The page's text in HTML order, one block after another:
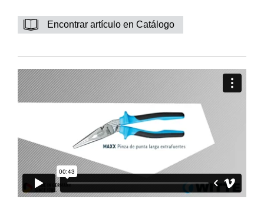
Encontrar artículo en Catálogo